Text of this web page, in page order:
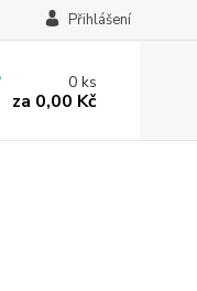
Přihlášení
0ks
za 0,00 Kč